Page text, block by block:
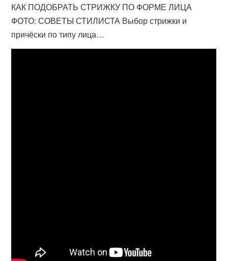
КАК ПОДОБРАТЬ СТРИЖКУ ПО ФОРМЕ ЛИЦА
ФОТО: СОВЕТЫ СТИЛИСТА Выбор стрижки и
причёски по типу лица…